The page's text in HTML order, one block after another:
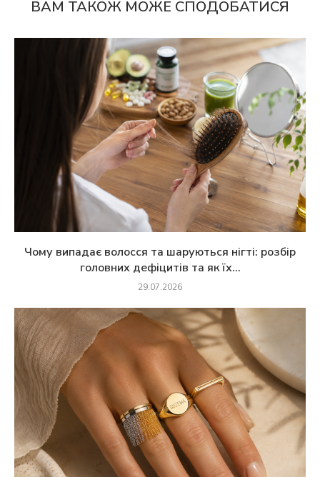
ВАМ ТАКОЖ МОЖЕ СПОДОБАТИСЯ
Чому випадає волосся та шаруються нігті: розбір
головних дефіцитів та як їх...
29.07.2026